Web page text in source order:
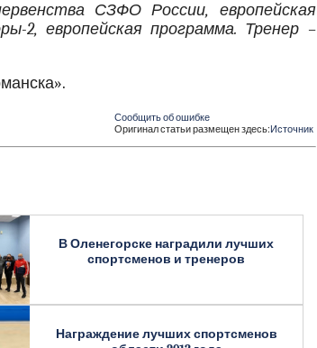
СЗФО России, европейская
2, европейская программа. Тренер –
Сообщить об ошибке
Оригинал статьи размещен здесь:Источник
В Оленегорске наградили лучших
спортсменов и тренеров
Награждение лучших спортсменов